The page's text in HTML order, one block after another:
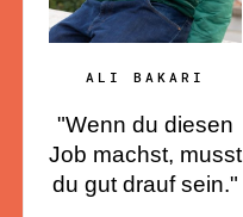
ALI BAKARI
"Wenn du diesen
Job machst, musst
du gut drauf sein."